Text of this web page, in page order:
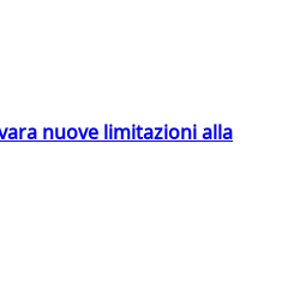
nuove limitazioni alla